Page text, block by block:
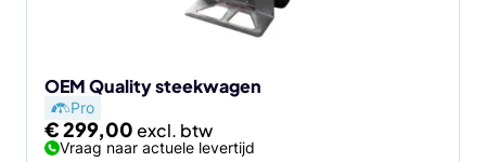
OEM Quality steekwagen
Pro
€299,00
Vraag naar actuele levertijd